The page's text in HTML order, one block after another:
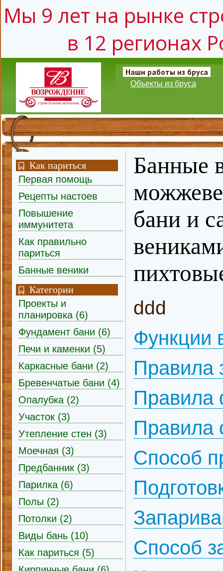
Мы 9 лет на рынке
в 12 регионах
Наши работы из бруса
Объекты из бруса
Как париться
Первая помощь
Рецепты настоев
Повышение
иммунитета
Как правильно
париться
Банные веники
Категории
Проекты и
планировка (6)
Фундамент бани (6)
Печи и каменки (5)
Каркасные бани (2)
Бревенчатые бани (4)
Опалубка (2)
Участок (3)
Утепление стен (3)
Моечная (3)
Предбанник (3)
Парилка (6)
Полы (2)
Потолки (2)
Виды бань (10)
Как париться (5)
Банные
бани и
ddd
Функции
Правила
Правила
Правила
Способ
Способ